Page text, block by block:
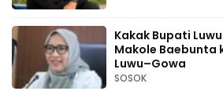
Kakak Bupati
Makole Baebunta
Luwu–Gowa
SOSOK